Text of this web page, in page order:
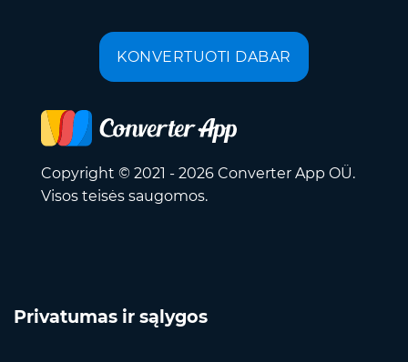
KONVERTUOTI DABAR
Copyright © 2021 - 2026 Converter App OÜ.
Visos teisės saugomos.
Privatumas ir sąlygos